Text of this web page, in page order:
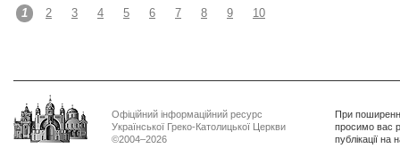
1 2 3 4 5 6 7 8 9 10
Офіційний інформаційний ресурс
Української Греко-Католицької Церкви
©2004–2026
При
просимо вас
публікації на